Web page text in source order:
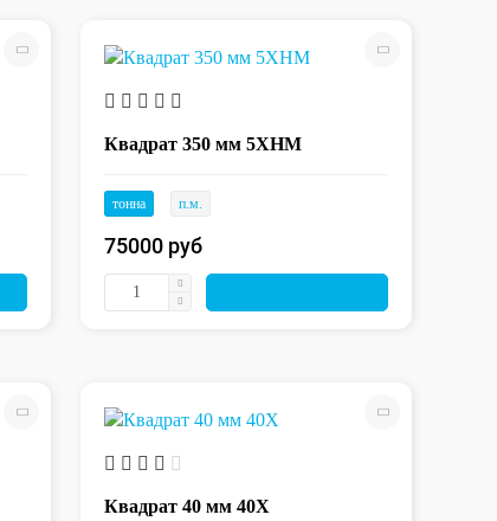
Квадрат 350 мм 5ХНМ
тонна п.м.
75000 руб
Квадрат 40 мм 40Х